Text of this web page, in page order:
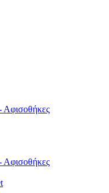
Αφισοθήκες
Αφισοθήκες